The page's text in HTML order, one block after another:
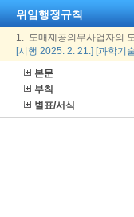
위임행정규칙
1. 도매제공의무사업자의
[시행 2025. 2. 21.] [과학기
본문
부칙
별표/서식